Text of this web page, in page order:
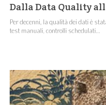
Dalla Data Quality
Per decenni, la qualità dei dati è
test manuali, controlli schedulati...